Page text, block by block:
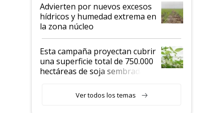
Advierten por nuevos excesos
hídricos y humedad extrema en
la zona núcleo
Esta campaña proyectan cubrir
una superficie total de 750.000
hectáreas de soja sembradas
variedades que marcan un
salto tecnológico en genética y
Ver todos los temas